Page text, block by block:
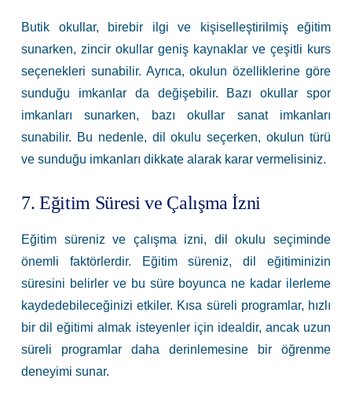
Butik okullar, birebir ilgi ve kişiselleştirilmiş eğitim
sunarken, zincir okullar geniş kaynaklar ve çeşitli kurs
seçenekleri sunabilir. Ayrıca, okulun özelliklerine göre
sunduğu imkanlar da değişebilir. Bazı okullar spor
imkanları sunarken, bazı okullar sanat imkanları
sunabilir. Bu nedenle, dil okulu seçerken, okulun türü
ve sunduğu imkanları dikkate alarak karar vermelisiniz.
7. Eğitim Süresi ve Çalışma İzni
Eğitim süreniz ve çalışma izni, dil okulu seçiminde
önemli faktörlerdir. Eğitim süreniz, dil eğitiminizin
süresini belirler ve bu süre boyunca ne kadar ilerleme
kaydedebileceğinizi etkiler. Kısa süreli programlar, hızlı
bir dil eğitimi almak isteyenler için idealdir, ancak uzun
süreli programlar daha derinlemesine bir öğrenme
deneyimi sunar.